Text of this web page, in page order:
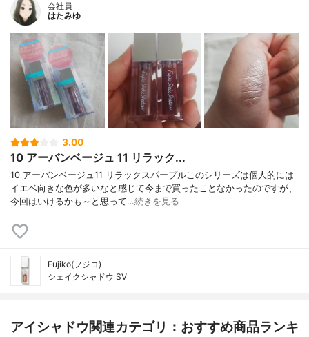
会社員
はたみゆ
3.00
10 アーバンベージュ 11 リラック...
10 アーバンベージュ11 リラックスパープルこのシリーズは個人的には
イエベ向きな色が多いなと感じて今まで買ったことなかったのですが、
今回はいけるかも～と思って…続きを見る
Fujiko(フジコ)
シェイクシャドウ SV
アイシャドウ関連カテゴリ：おすすめ商品ランキ